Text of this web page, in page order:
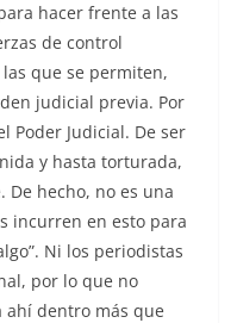
hacer frente a las
de control
que se permiten,
judicial previa. Por
Poder Judicial. De ser
y hasta torturada,
De hecho, no es una
incurren en esto para
Ni los periodistas
por lo que no
ahí dentro más que